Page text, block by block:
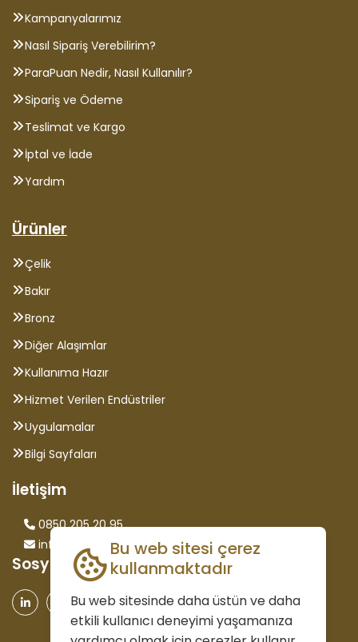
Kampanyalarımız
Nasıl Sipariş Verebilirim?
ParaPuan Nedir, Nasıl Kullanılır?
Sipariş ve Ödeme
Teslimat ve Kargo
İptal ve İade
Yardım
Ürünler
Çelik
Bakır
Bronz
Diğer Alaşımlar
Kullanıma Hazır
Hizmet Verilen Endüstriler
Uygulamalar
Bilgi Sayfaları
İletişim
0850 205 20 95
info@saglammetal.com
Sosyal Medya
Bu web sitesi çerez
kullanmaktadır
Bu web sitesinde daha üstün ve daha
etkili kullanıcı deneyimi yaşamanıza